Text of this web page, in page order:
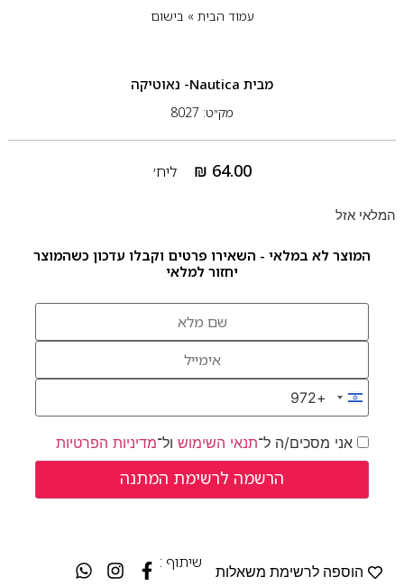
עמוד הבית» בישום
מבית Nautica‏- נאוטיקה
מק״ט: 8027
₪ 64.00 ליח׳
המלאי אזל
המוצר לא במלאי - השאירו פרטים וקבלו עדכון כשהמוצר
יחזור למלאי
Israel +972
+972
אני מסכים/ה ל־תנאי השימושול־מדיניות הפרטיות
הוספה לרשימת משאלות
שיתוף :